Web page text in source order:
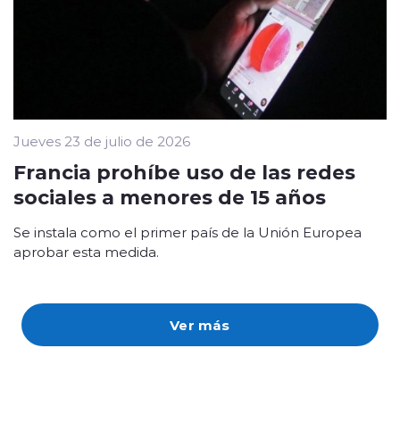
Ver más
Jueves 23 de julio de 2026
Francia prohíbe uso de las redes
sociales a menores de 15 años
Se instala como el primer país de la Unión Europea
aprobar esta medida.